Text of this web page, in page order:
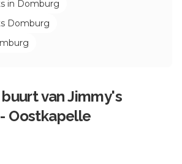
in Domburg
Domburg
vanJimmy's
Oostkapelle